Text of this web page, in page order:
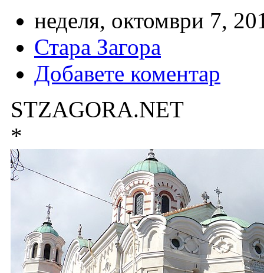
неделя, октомври 7,
Стара Загора
Добавете коментар
STZAGORA.NET
*